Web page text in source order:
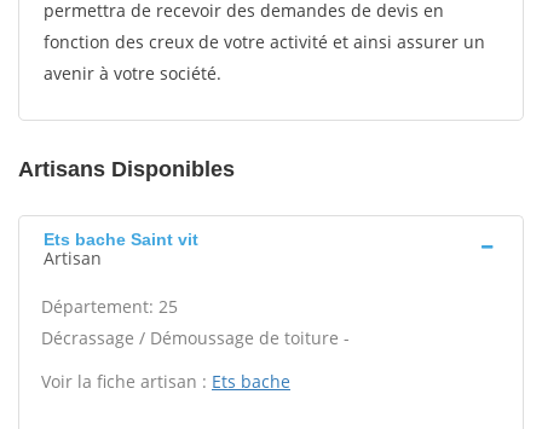
permettra de recevoir des demandes de devis en
fonction des creux de votre activité et ainsi assurer un
avenir à votre société.
Artisans Disponibles
Ets bache Saint vit
Artisan
Département: 25
Décrassage / Démoussage de toiture -
Voir la fiche artisan : Ets bache